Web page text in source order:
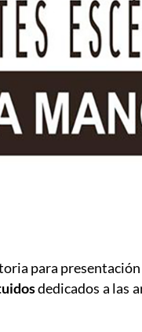
para
dedicados a las